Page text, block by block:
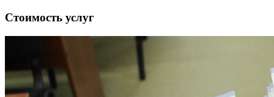
Стоимость услуг